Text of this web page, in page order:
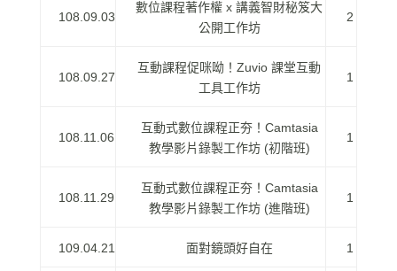
108.09.03
數位課程著作權 x 講義智財秘笈大
公開工作坊
2
108.09.27
互動課程促咪呦！Zuvio 課堂互動
工具工作坊
1
108.11.06
互動式數位課程正夯！Camtasia
教學影片錄製工作坊 (初階班)
1
108.11.29
互動式數位課程正夯！Camtasia
教學影片錄製工作坊 (進階班)
1
109.04.21 面對鏡頭好自在 1